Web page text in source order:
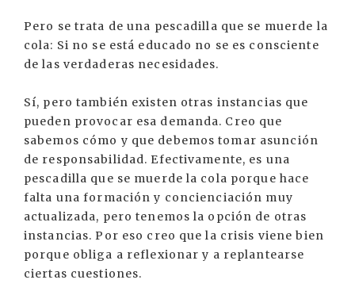
Pero se trata de una pescadilla que se muerde la
cola: Si no se está educado no se es consciente
de las verdaderas necesidades.
Sí, pero también existen otras instancias que
pueden provocar esa demanda. Creo que
sabemos cómo y que debemos tomar asunción
de responsabilidad. Efectivamente, es una
pescadilla que se muerde la cola porque hace
falta una formación y concienciación muy
actualizada, pero tenemos la opción de otras
instancias. Por eso creo que la crisis viene bien
porque obliga a reflexionar y a replantearse
ciertas cuestiones.